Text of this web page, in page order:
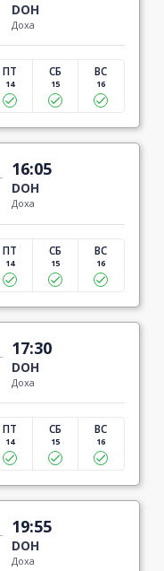
DOH
Доха
ПТ
14
СБ
15
ВС
16
16:05
DOH
Доха
ПТ
14
СБ
15
ВС
16
17:30
DOH
Доха
ПТ
14
СБ
15
ВС
16
19:55
DOH
Доха